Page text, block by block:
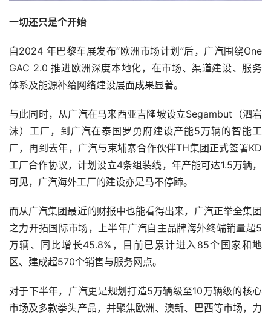
一切还只是个开始
自2024 年巴黎车展发布“欧洲市场计划”后，广汽围绕One
GAC 2.0 推进欧洲深度本地化，在市场、渠道建设、服务
体系及能源补给网络建设层面成果显著。
与此同时，从广汽在马来西亚吉隆坡设立Segambut（泗岩
沫）工厂，到广汽在泰国罗勇府建设产能5万辆的智能工
厂，再到去年，广汽与柬埔寨合作伙伴TH集团正式签署KD
工厂合作协议，计划设立4条组装线，年产能可达1.5万辆，
可见，广汽海外工厂的建设亦是马不停蹄。
而从广汽集团最近的财报中也能看得出来，广汽正举全集团
之力开拓国际市场，上半年广汽自主品牌海外终端销量超5
万辆、同比增长45.8%，目前已累计进入85个国家和地
区、建成超570个销售与服务网点。
对于下半年，广汽更是规划打造5万辆级至10万辆级的核心
市场及多款拳头产品，并聚焦欧洲、澳新、巴西等市场，力